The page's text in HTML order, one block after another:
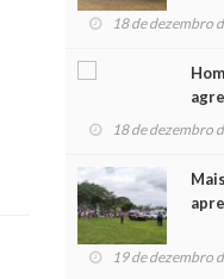
18 de dezembro
18 de dezembro
19 de dezembro